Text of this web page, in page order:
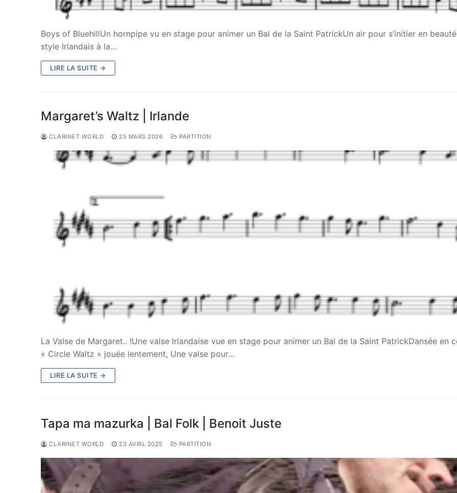
Boys of BluehillUn hornpipe vu en stage pour animer un Bal de la Saint PatrickUn air pour s’initier en
style Irlandais à la…
LIRE LA SUITE →
Margaret’s Waltz | Irlande
CLARINET WORLD 25 MARS 2026 PARTITION
La Valse de Margaret.. !Une valse Irlandaise vue en stage pour animer un Bal de la Saint PatrickDansée en
« Circle Waltz » jouée lentement, Une valse pour…
LIRE LA SUITE →
Tapa ma mazurka | Bal Folk | Benoit Juste
CLARINET WORLD 23 AVRIL 2025 PARTITION